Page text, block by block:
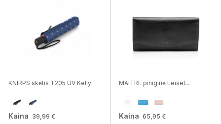
KNIRPS skėtis T205 UV Kelly
Kaina 39,99 €
MAITRE piniginė Leisel...
Kaina 65,95 €